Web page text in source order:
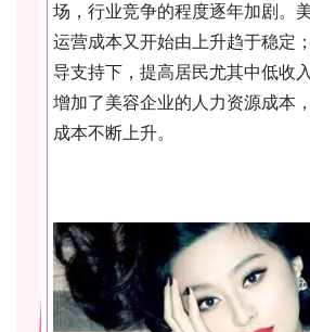
场，行业竞争的程度逐年加剧。
运营成本又开始由上升趋于稳定
导支持下，提高居民尤其中低收
增加了美容企业的人力资源成本
成本不断上升。